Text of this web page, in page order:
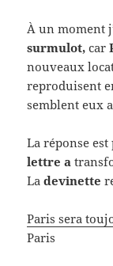
À un moment
surmulot, car
nouveaux
reproduisent
semblent eux
La réponse
lettre a
Ladevinette
Paris sera
Paris